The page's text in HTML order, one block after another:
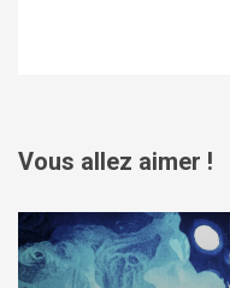
Vous allez aimer !